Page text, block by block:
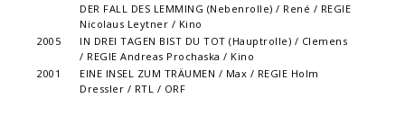
DER FALL DES LEMMING (Nebenrolle) / René / REGIE
Nicolaus Leytner / Kino
2005
IN DREI TAGEN BIST DU TOT (Hauptrolle) / Clemens
/ REGIE Andreas Prochaska / Kino
2001
EINE INSEL ZUM TRÄUMEN / Max / REGIE Holm
Dressler / RTL / ORF